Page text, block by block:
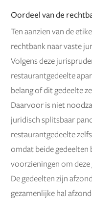
Oordeel van de
Ten aanzien van de
rechtbank naar vaste
Volgens deze
restaurantgedeelte
belang of dit gedeelte
Daarvoor is niet
juridisch splitsbaar
restaurantgedeelte
omdat beide gedeelten
voorzieningen om
De gedeelten zijn
gezamenlijke hal